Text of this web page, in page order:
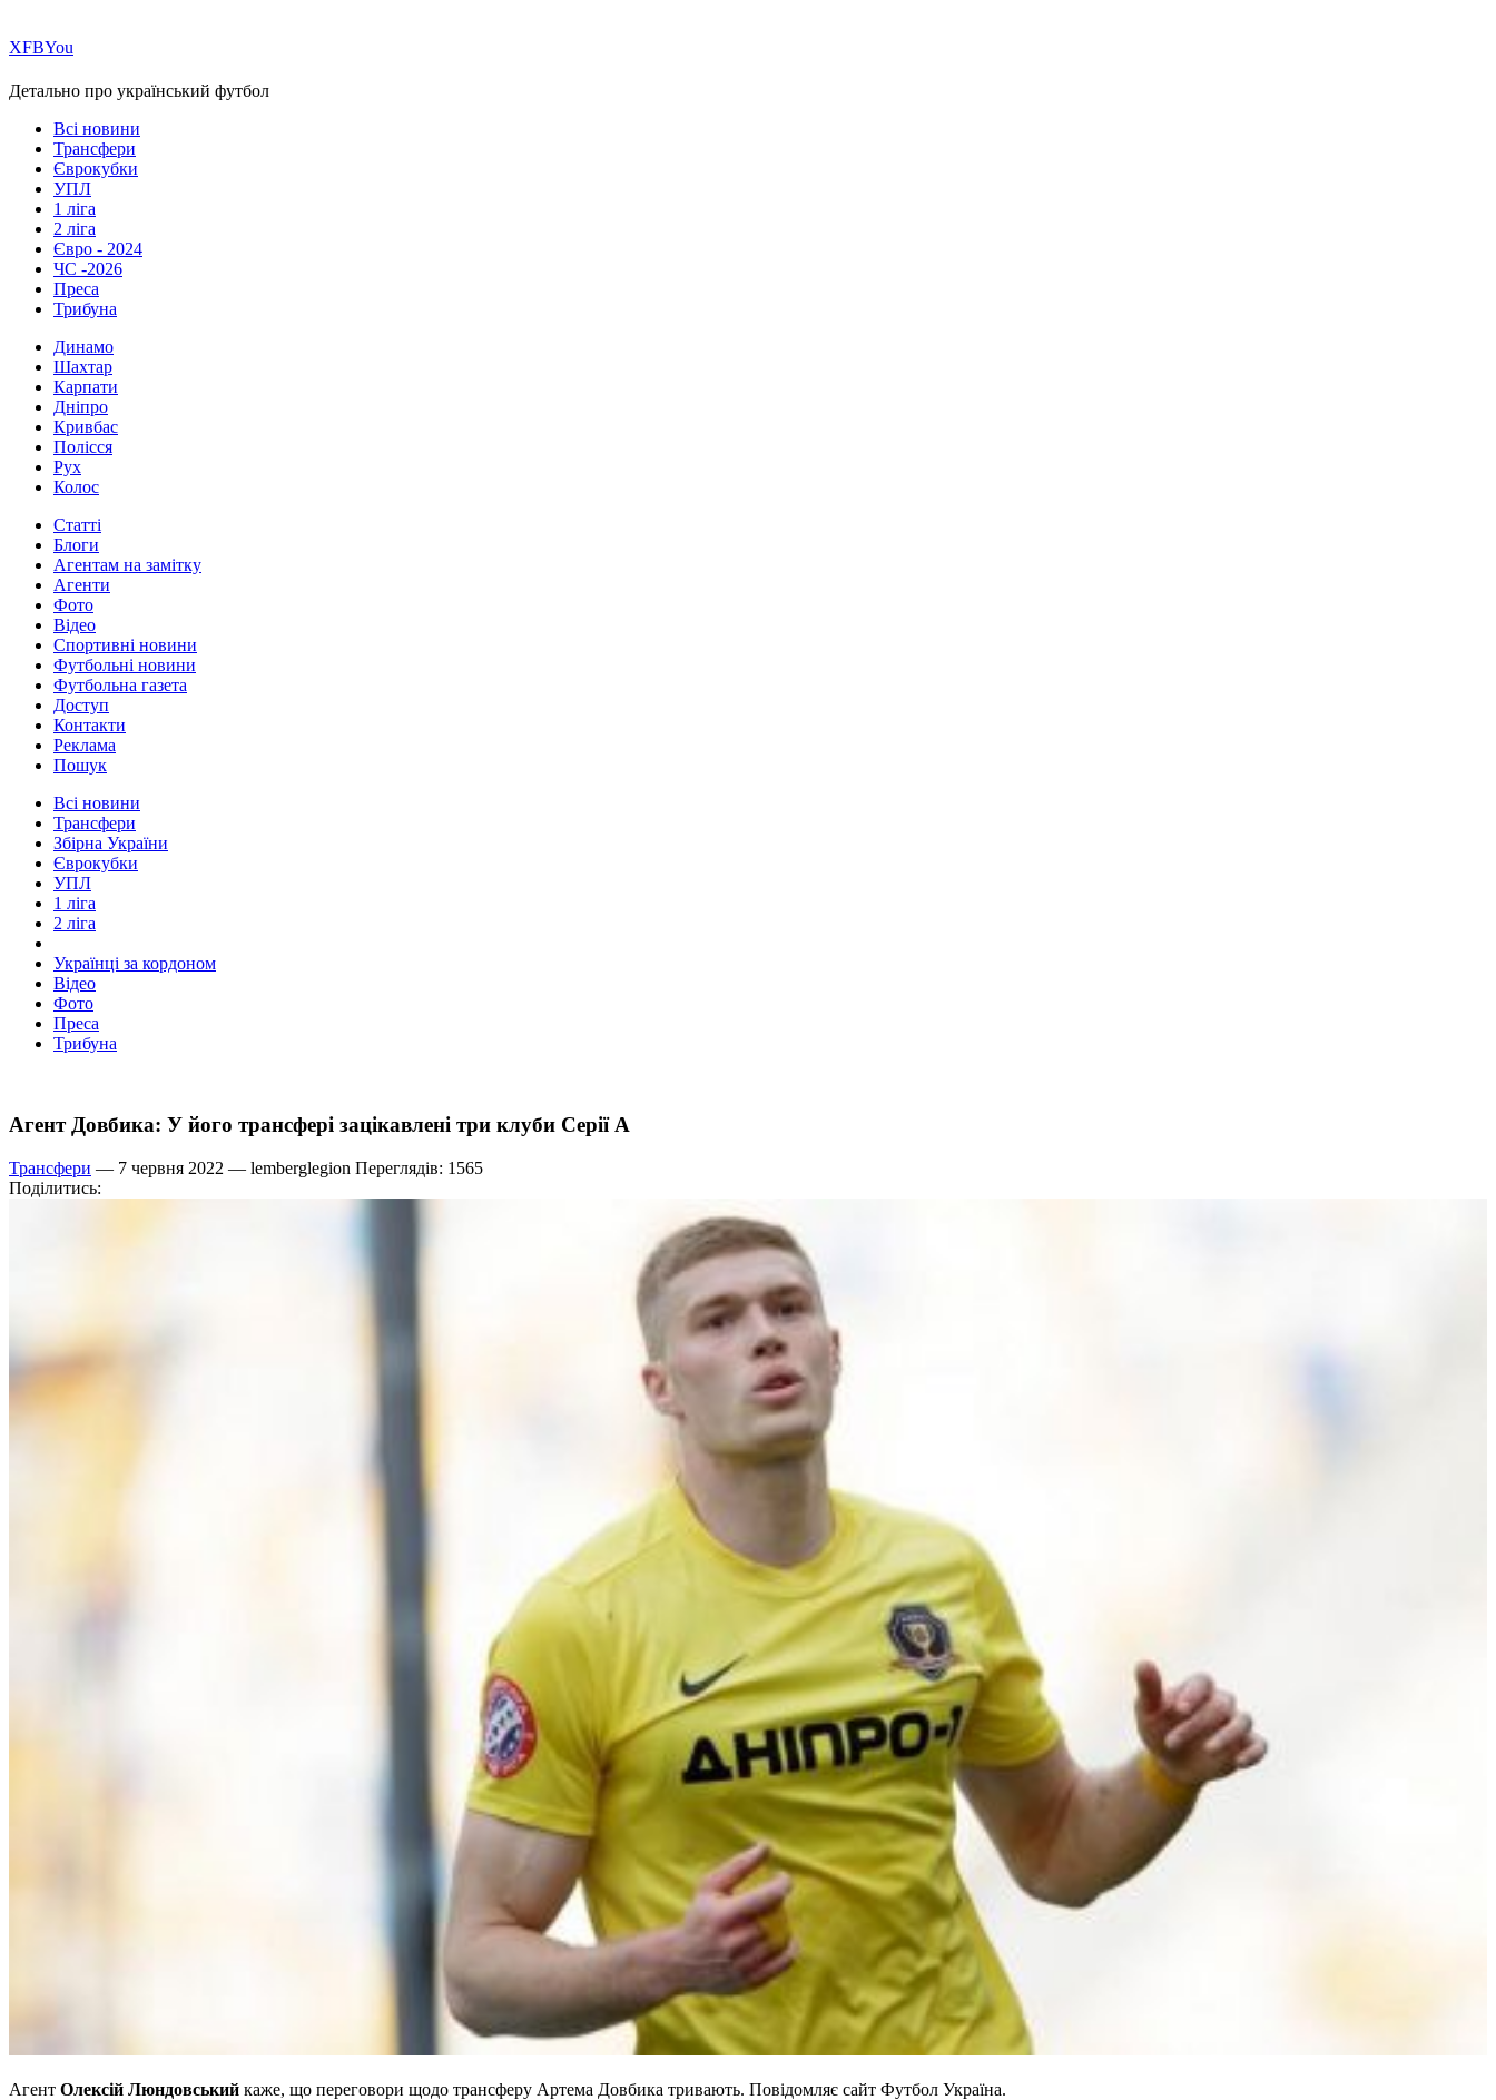
ХFBYou
Детально про український футбол
Всі новини
Трансфери
Єврокубки
УПЛ
1 ліга
2 ліга
Євро - 2024
ЧС -2026
Преса
Трибуна
Динамо
Шахтар
Карпати
Дніпро
Кривбас
Полісся
Рух
Колос
Статті
Блоги
Агентам на замітку
Агенти
Фото
Відео
Спортивні новини
Футбольні новини
Футбольна газета
Доступ
Контакти
Реклама
Пошук
Всі новини
Трансфери
Збірна України
Єврокубки
УПЛ
1 ліга
2 ліга
Українці за кордоном
Відео
Фото
Преса
Трибуна
Агент Довбика: У його трансфері зацікавлені три клуби Серії А
Трансфери — 7 червня 2022 — lemberglegion Переглядів: 1565
Поділитись:
Агент Олексій Люндовський каже, що переговори щодо трансферу Артема Довбика тривають. Повідомляє сайт Футбол Україна.